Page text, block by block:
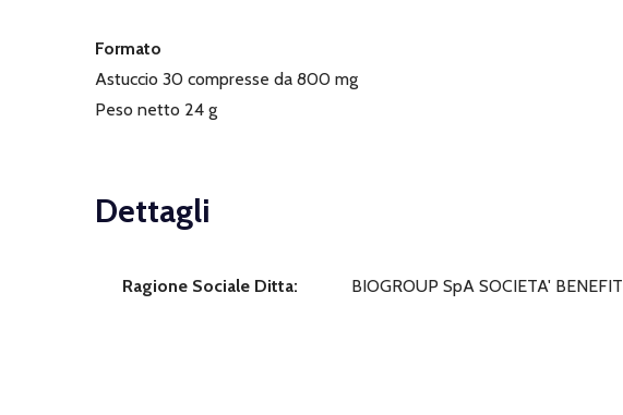
Formato
Astuccio 30 compresse da 800 mg
Peso netto 24 g
Dettagli
Ragione Sociale Ditta: BIOGROUP SpA SOCIETA' BENEFIT